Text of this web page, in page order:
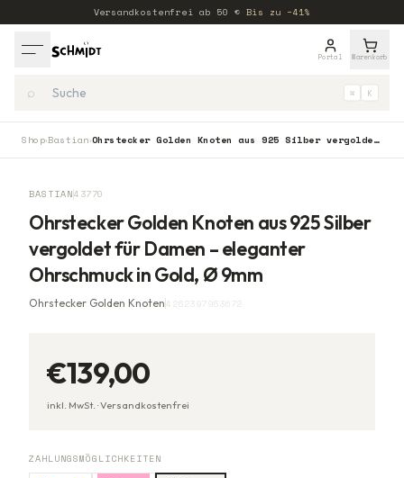
Versandkostenfrei ab 50 € Bis zu −41%
Portal Warenkorb
⌕ ⌘ K
Shop›Bastian› Ohrstecker Golden Knoten aus 925 Silber vergoldet für Damen – eleganter Ohrschmuck in Gold, Ø 9mm
BASTIAN43770
Ohrstecker Golden Knoten aus 925 Silber
vergoldet für Damen – eleganter
Ohrschmuck in Gold, Ø 9mm
Ohrstecker Golden Knoten4262397963672
€139,00
inkl. MwSt. ·Versandkostenfrei
ZAHLUNGSMÖGLICHKEITEN